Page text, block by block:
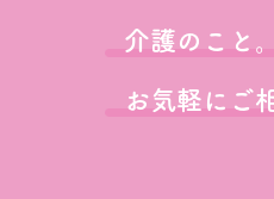
介護のこと
お気軽にご